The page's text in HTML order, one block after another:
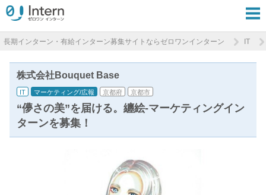
長期インターン・有給インターン募集サイトならゼロワンインターン IT
株式会社Bouquet Base
IT マーケティング/広報 京都府 京都市
“儚さの美”を届ける。纏絵-マーケティングイン
ターンを募集！